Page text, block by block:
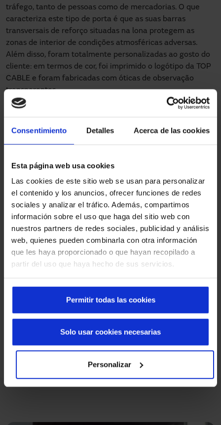
Consentimiento Detalles Acerca de las cookies
Esta página web usa cookies
Las cookies de este sitio web se usan para personalizar
el contenido y los anuncios, ofrecer funciones de redes
sociales y analizar el tráfico. Además, compartimos
información sobre el uso que haga del sitio web con
nuestros partners de redes sociales, publicidad y análisis
web, quienes pueden combinarla con otra información
que les haya proporcionado o que hayan recopilado a
partir del uso que haya hecho de sus servicios.
Permitir todas las cookies
Personalizar
Solo usar cookies necesarias
tráfego, tanto de pessoas como de mercadorias. O que
caracteriza este tipo de porta é que as suas barras
transversais de reforço situadas na lona protegem as
zonas de interior de condições atmosféricas adversas.
Além disso, foram totalmente personalizadas ao gosto do
cliente: em termos de cor, foi imprimido o logótipo da TOP
CABLE e foram fabricadas com óticas de observação
transparentes.
Os abrigos de plataforma de carga foram instalados na
mas permitindo também isolar a nave da entrada de
fumos contaminantes ou perdas de temperatura, que
As portas seccionais com dintel sobre-elevado para
plataformas de carga foram instaladas na zona interior da
nave. Trata-se de uma solução muito prática e segura
durante a carga e descarga de mercadorias, além de
oferecer uma alta capacidade de isolamento.
Analisamos suas necessidades e definimos a
solução mais adequada para o seu caso.
Solicitar consultoria e orçamento